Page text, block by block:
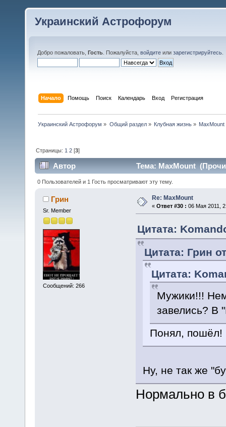
Украинский Астрофорум
Добро пожаловать, Гость . Пожалуйста, войдите или зарегистрируйтесь
Начало Помощь Поиск Календарь Вход Регистрация
Украинский Астрофорум » Общий раздел» Клубная жизнь» MaxMount
Страницы: 1 2 [3]
Автор Тема: MaxMount
0 Пользователей и 1 Гость просматривают эту тему.
Грин
Sr. Member
Сообщений: 266
Re: MaxMount
« Ответ #30 : 06 Мая 2011,
Цитата:
Цитата: Грин
Цитата:
Мужики!!!
завелись? В
Понял,
Ну, не так же
Нормально в